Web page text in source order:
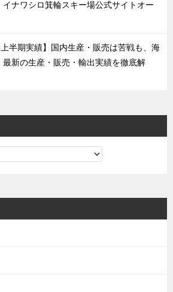
ナワシロ箕輪スキー場公式サイトオー
上半期実績】国内生産・販売は苦戦も、海
新の生産・販売・輸出実績を徹底解